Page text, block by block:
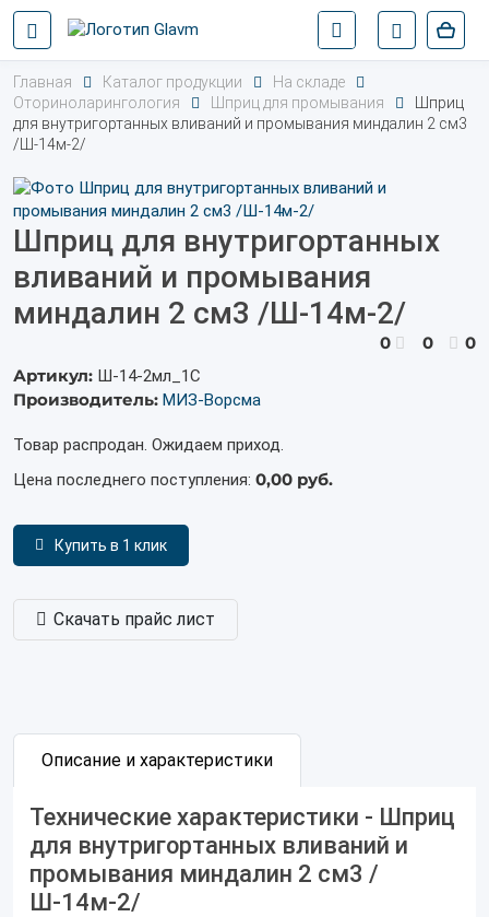
Главная Каталог продукции
На складе
Оториноларингология
Шприц для промывания
Шприц
для внутригортанных вливаний и промывания миндалин 2 см3
/Ш-14м-2/
Шприц для внутригортанных
вливаний и промывания
миндалин 2 см3 /Ш-14м-2/
0 0
0
Артикул: Ш-14-2мл_1С
Производитель: МИЗ-Ворсма
Товар распродан. Ожидаем приход.
Цена последнего поступления: 0,00 руб.
Купить в 1 клик
Скачать прайс лист
Описание и характеристики
Технические характеристики - Шприц
для внутригортанных вливаний и
промывания миндалин 2 см3 /
Ш-14м-2/